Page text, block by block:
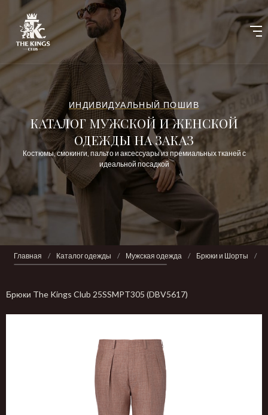
ИНДИВИДУАЛЬНЫЙ ПОШИВ
КАТАЛОГ МУЖСКОЙ И ЖЕНСКОЙ
ОДЕЖДЫ НА ЗАКАЗ
Костюмы, смокинги, пальто и аксессуары из премиальных тканей с
идеальной посадкой
Главная / Каталог одежды / Мужская одежда / Брюки и Шорты /
Брюки The Kings Club 25SSMPT305 (DBV5617)